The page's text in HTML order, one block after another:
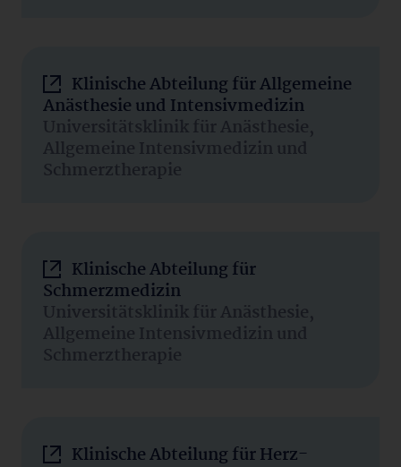
Klinische Abteilung für Allgemeine
Anästhesie und Intensivmedizin
Universitätsklinik für Anästhesie,
Allgemeine Intensivmedizin und
Schmerztherapie
Klinische Abteilung für
Schmerzmedizin
Universitätsklinik für Anästhesie,
Allgemeine Intensivmedizin und
Schmerztherapie
Klinische Abteilung für Herz-